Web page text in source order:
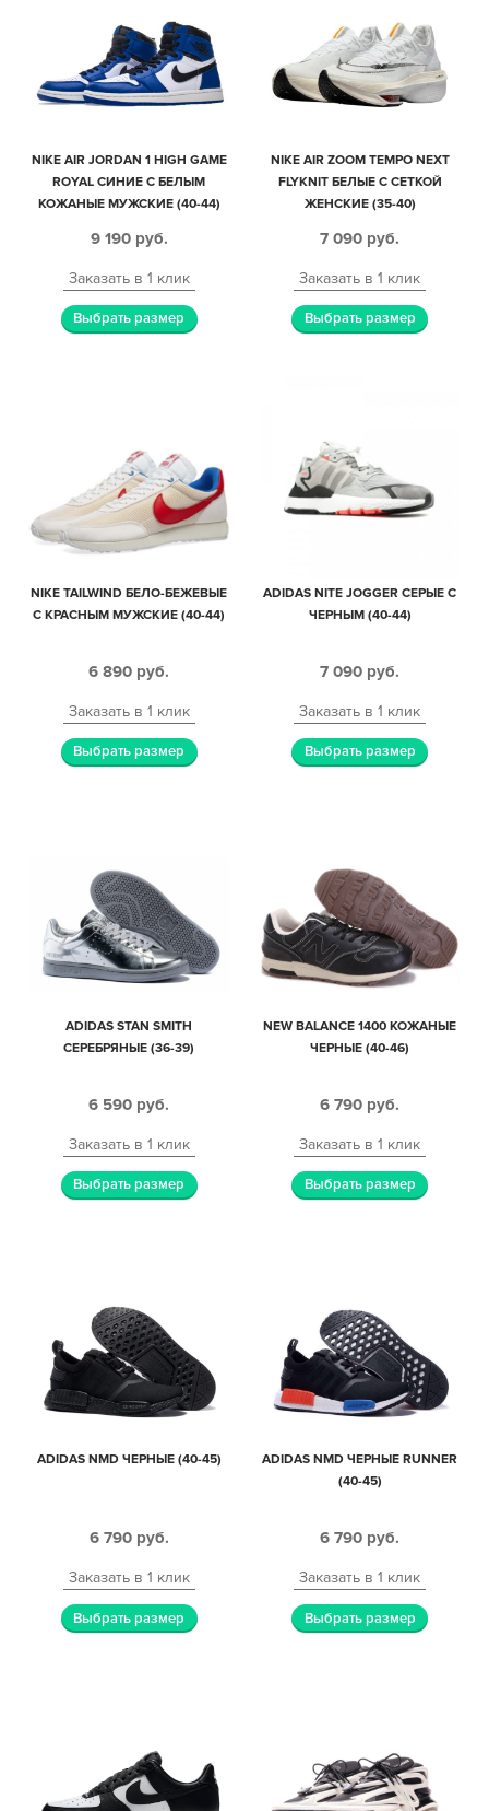
NIKE AIR JORDAN 1 HIGH GAME
ROYAL СИНИЕ С БЕЛЫМ
КОЖАНЫЕ МУЖСКИЕ (40-44)
9 190 руб.
Заказать в 1 клик
Выбрать размер
NIKE AIR ZOOM TEMPO NEXT
FLYKNIT БЕЛЫЕ С СЕТКОЙ
ЖЕНСКИЕ (35-40)
7 090 руб.
Заказать в 1 клик
Выбрать размер
NIKE TAILWIND БЕЛО-БЕЖЕВЫЕ
С КРАСНЫМ МУЖСКИЕ (40-44)
6 890 руб.
Заказать в 1 клик
Выбрать размер
ADIDAS NITE JOGGER СЕРЫЕ С
ЧЕРНЫМ (40-44)
7 090 руб.
Заказать в 1 клик
Выбрать размер
ADIDAS STAN SMITH
СЕРЕБРЯНЫЕ (36-39)
6 590 руб.
Заказать в 1 клик
Выбрать размер
NEW BALANCE 1400 КОЖАНЫЕ
ЧЕРНЫЕ (40-46)
6 790 руб.
Заказать в 1 клик
Выбрать размер
ADIDAS NMD ЧЕРНЫЕ (40-45)
6 790 руб.
Заказать в 1 клик
Выбрать размер
ADIDAS NMD ЧЕРНЫЕ RUNNER
(40-45)
6 790 руб.
Заказать в 1 клик
Выбрать размер